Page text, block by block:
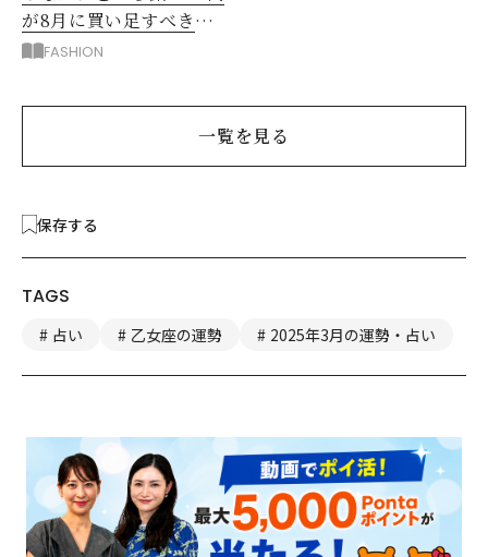
が8月に買い足すべき
「着回せるトップス」
FASHION
一覧を見る
保存する
TAGS
占い 乙女座の運勢 2025年3月の運勢・占い